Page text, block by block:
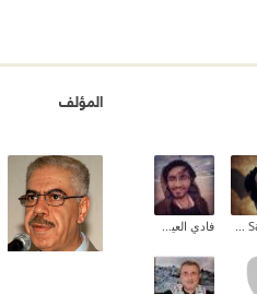
Islam Abu Saloum فادي العيسوي | Fady Issawi
المؤلف